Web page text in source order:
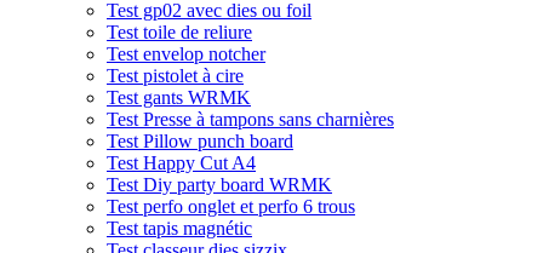
Test gp02 avec dies ou foil
Test toile de reliure
Test envelop notcher
Test pistolet à cire
Test gants WRMK
Test Presse à tampons sans charnières
Test Pillow punch board
Test Happy Cut A4
Test Diy party board WRMK
Test perfo onglet et perfo 6 trous
Test tapis magnétic